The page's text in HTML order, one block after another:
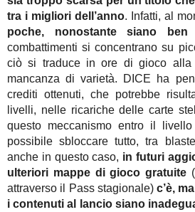
tra i migliori dell’anno. Infatti, al
poche, nonostante siano ben
combattimenti si concentrano su
ciò si traduce in ore di gioco alla
mancanza di varietà. DICE ha
crediti ottenuti, che potrebbe
livelli, nelle ricariche delle carte
questo meccanismo entro il
possibile sbloccare tutto, tra
anche in questo caso, in futuri
ulteriori mappe di gioco gratuite
attraverso il Pass stagionale)c’è,
i contenuti al lancio siano